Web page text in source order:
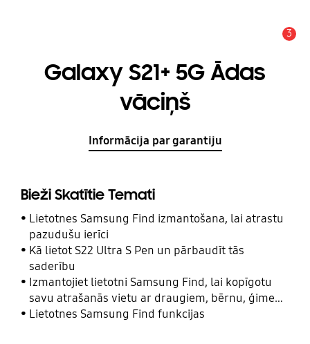
3
Galaxy S21+ 5G Ādas
vāciņš
Informācija par garantiju
Bieži Skatītie Temati
Lietotnes Samsung Find izmantošana, lai atrastu
pazudušu ierīci
Kā lietot S22 Ultra S Pen un pārbaudīt tās
saderību
Izmantojiet lietotni Samsung Find, lai kopīgotu
savu atrašanās vietu ar draugiem, bērnu, ģimeni
un citām kontaktpersonām
Lietotnes Samsung Find funkcijas